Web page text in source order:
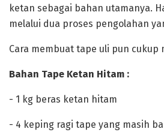
ketan sebagai bahan utamanya.
melalui dua proses pengolahan
‎Cara membuat tape uli pun cukup
‎Bahan Tape Ketan Hitam :
‎- 1 kg beras ketan hitam
‎- 4 keping ragi tape yang masih